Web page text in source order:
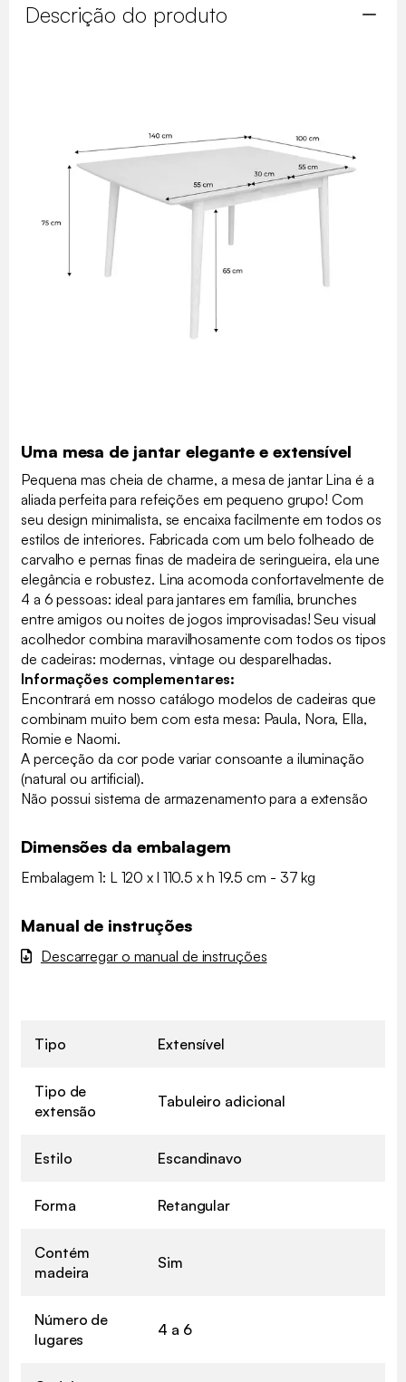
Descrição do produto
Uma mesa de jantar elegante e extensível
Pequena mas cheia de charme, a mesa de jantar Lina é a
aliada perfeita para refeições em pequeno grupo! Com
seu design minimalista, se encaixa facilmente em todos os
estilos de interiores. Fabricada com um belo folheado de
carvalho e pernas finas de madeira de seringueira, ela une
elegância e robustez. Lina acomoda confortavelmente de
4 a 6 pessoas: ideal para jantares em família, brunches
entre amigos ou noites de jogos improvisadas! Seu visual
acolhedor combina maravilhosamente com todos os tipos
de cadeiras: modernas, vintage ou desparelhadas.
Informações complementares:
Encontrará em nosso catálogo modelos de cadeiras que
combinam muito bem com esta mesa: Paula, Nora, Ella,
Romie e Naomi.
A perceção da cor pode variar consoante a iluminação
(natural ou artificial).
Não possui sistema de armazenamento para a extensão
Dimensões da embalagem
Embalagem 1: L 120 x l 110.5 x h 19.5 cm - 37 kg
Manual de instruções
Descarregar o manual de instruções
Tipo Extensível
Tipo de
extensão
Tabuleiro adicional
Estilo Escandinavo
Forma Retangular
Contém
madeira
Sim
Número de
lugares
4 a 6